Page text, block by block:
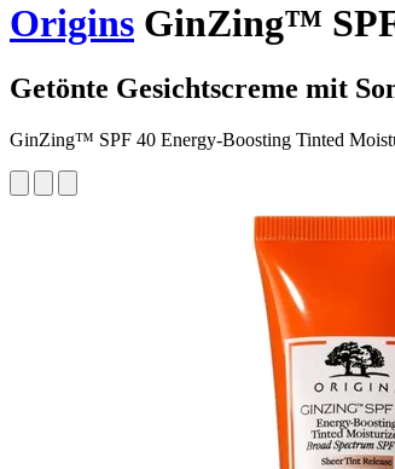
Origins GinZing™
Getönte Gesichtscreme mit
GinZing™ SPF 40 Energy-Boosting Tinted